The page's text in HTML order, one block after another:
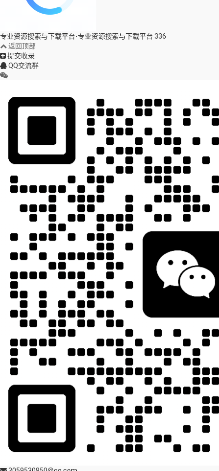
专业资源搜索与下载平台-专业资源搜索与下载平台 336
返回顶部
提交收录
QQ交流群